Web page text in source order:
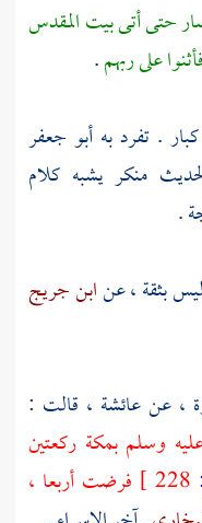
حتى أتىبيت المقدس
على ربهم.
. تفرد به أبو جعفر
منكر يشبه كلام
.
بثقة ، عنابن جريج
،عنعائشة ، قالت :
وسلمبمكة ركعتين
فرضت أربعا ،